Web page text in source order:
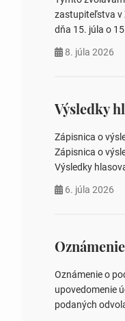
zastupiteľstva v
dňa 15. júla o
rokovania 2.
zastupiteľstiev,
zastupiteľstiev
obecného
8. júla 2026
Zápisnica o
Zápisnica o
Výsledky
na hlasovaní
6. júla 2026
Oznámenie o
upovedomenie
podaných